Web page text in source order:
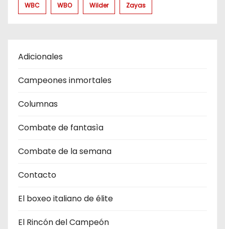
WBC WBO Wilder Zayas
Adicionales
Campeones inmortales
Columnas
Combate de fantasìa
Combate de la semana
Contacto
El boxeo italiano de élite
El Rincón del Campeón